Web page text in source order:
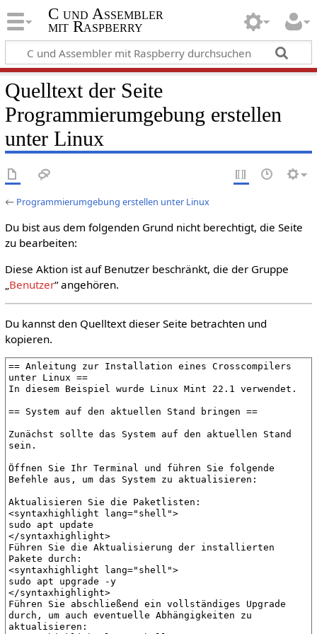
C und Assembler
mit Raspberry
Quelltext der Seite
Programmierumgebung erstellen
unter Linux
← Programmierumgebung erstellen unter Linux
Du bist aus dem folgenden Grund nicht berechtigt, die Seite
zu bearbeiten:
Diese Aktion ist auf Benutzer beschränkt, die der Gruppe
„Benutzer“ angehören.
Du kannst den Quelltext dieser Seite betrachten und
kopieren.